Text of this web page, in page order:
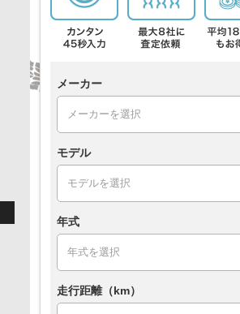
メーカー
モデル
年式
走行距離（km）